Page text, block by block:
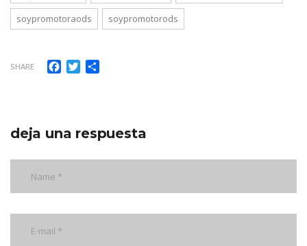
soypromotoraods soypromotorods
SHARE Facebook
Twitter
deja una respuesta